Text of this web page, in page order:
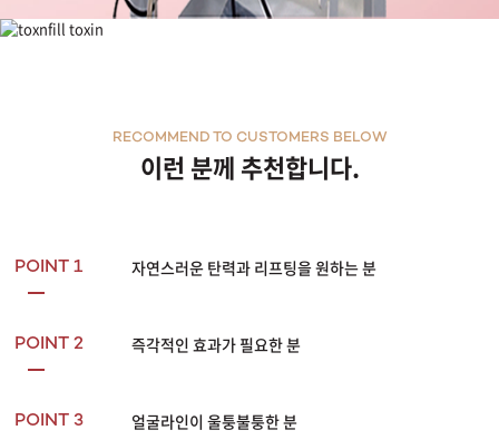
이런 분께 추천합니다.
RECOMMEND TO CUSTOMERS BELOW
POINT 1 자연스러운 탄력과 리프팅을 원하는 분
POINT 2 즉각적인 효과가 필요한 분
POINT 3 얼굴라인이 울퉁불퉁한 분